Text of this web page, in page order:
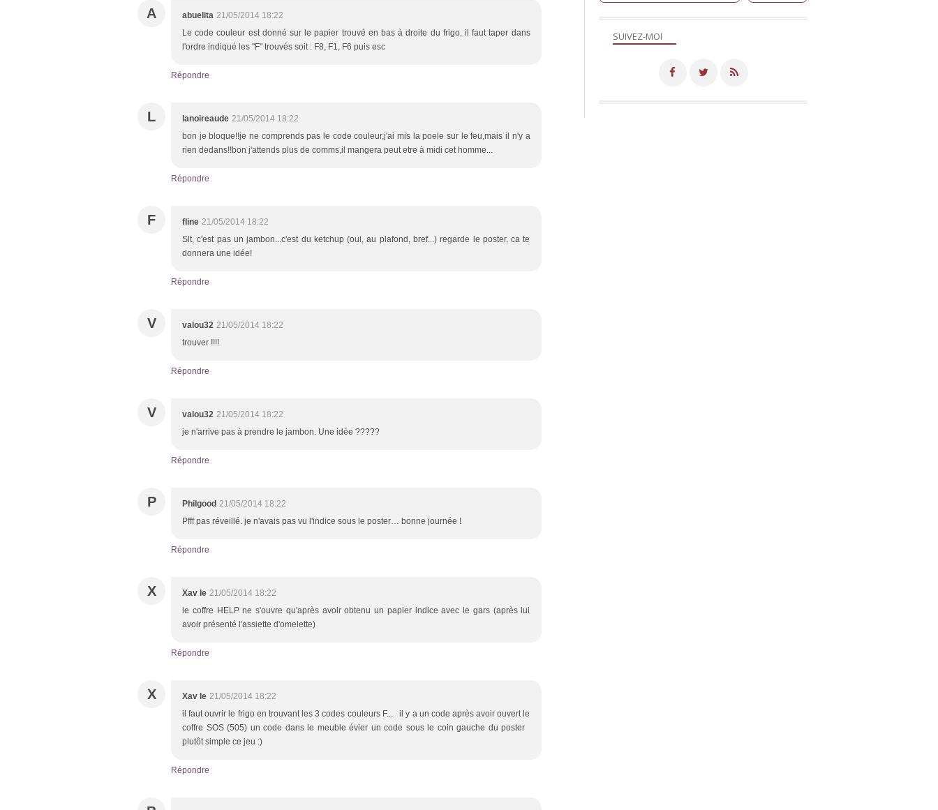
A abuelita 21/05/2014 18:22
Le code couleur est donné sur le papier trouvé en bas à droite du frigo, il faut taper dans
l'ordre indiqué les "F" trouvés soit : F8, F1, F6 puis esc
Répondre
L lanoireaude 21/05/2014 18:22
bon je bloque!!je ne comprends pas le code couleur,j'ai mis la poele sur le feu,mais il n'y a
rien dedans!!bon j'attends plus de comms,il mangera peut etre à midi cet homme...
Répondre
F fline 21/05/2014 18:22
Slt, c'est pas un jambon...c'est du ketchup (oui, au plafond, bref...) regarde le poster, ca te
donnera une idée!
Répondre
V valou32 21/05/2014 18:22
trouver !!!!
Répondre
V valou32 21/05/2014 18:22
je n'arrive pas à prendre le jambon. Une idée ?????
Répondre
P Philgood 21/05/2014 18:22
Pfff pas réveillé. je n'avais pas vu l'indice sous le poster… bonne journée !
Répondre
X Xav le 21/05/2014 18:22
le coffre HELP ne s'ouvre qu'après avoir obtenu un papier indice avec le gars (après lui
avoir présenté l'assiette d'omelette)
Répondre
X Xav le 21/05/2014 18:22
il faut ouvrir le frigo en trouvant les 3 codes couleurs F... il y a un code après avoir ouvert le
coffre SOS (505) un code dans le meuble évier un code sous le coin gauche du poster
plutôt simple ce jeu :)
Répondre
SUIVEZ-MOI